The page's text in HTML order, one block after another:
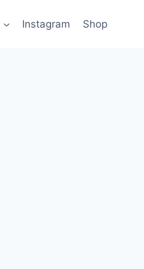
Instagram Shop